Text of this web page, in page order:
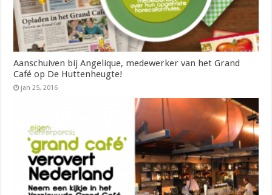
Aanschuiven bij Angelique, medewerker van het Grand
Café op De Huttenheugte!
jan 25, 2016